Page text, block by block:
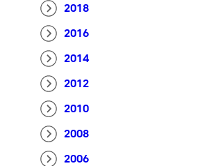
2018
2016
2014
2012
2010
2008
2006